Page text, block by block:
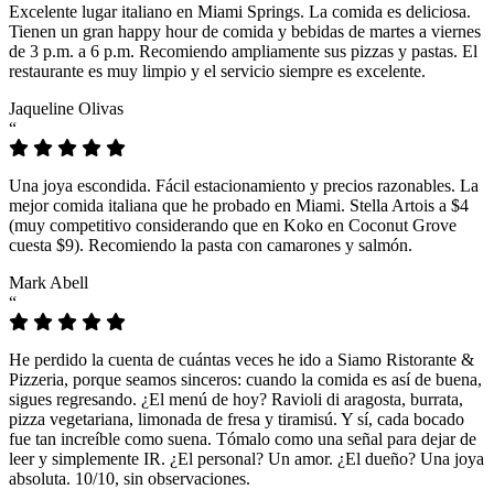
Excelente lugar italiano en Miami Springs. La comida es deliciosa.
Tienen un gran happy hour de comida y bebidas de martes a viernes
de 3 p.m. a 6 p.m. Recomiendo ampliamente sus pizzas y pastas. El
restaurante es muy limpio y el servicio siempre es excelente.
Jaqueline Olivas
“
Una joya escondida. Fácil estacionamiento y precios razonables. La
mejor comida italiana que he probado en Miami. Stella Artois a $4
(muy competitivo considerando que en Koko en Coconut Grove
cuesta $9). Recomiendo la pasta con camarones y salmón.
Mark Abell
“
He perdido la cuenta de cuántas veces he ido a Siamo Ristorante &
Pizzeria, porque seamos sinceros: cuando la comida es así de buena,
sigues regresando. ¿El menú de hoy? Ravioli di aragosta, burrata,
pizza vegetariana, limonada de fresa y tiramisú. Y sí, cada bocado
fue tan increíble como suena. Tómalo como una señal para dejar de
leer y simplemente IR. ¿El personal? Un amor. ¿El dueño? Una joya
absoluta. 10/10, sin observaciones.